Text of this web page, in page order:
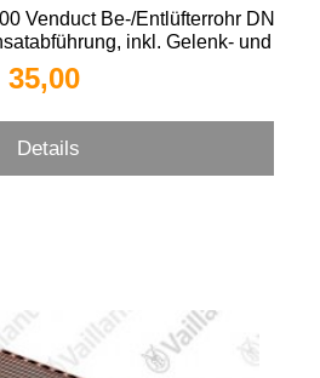
Venduct Be-/Entlüfterrohr DN
inkl. Gelenk- und
Rot
35,00 
Details